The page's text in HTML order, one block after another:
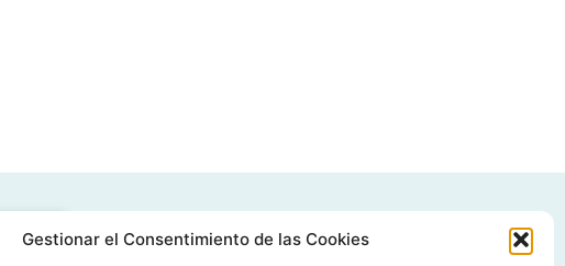
Gestionar el Consentimiento de las Cookies
C/ Grañón, 12 - Local